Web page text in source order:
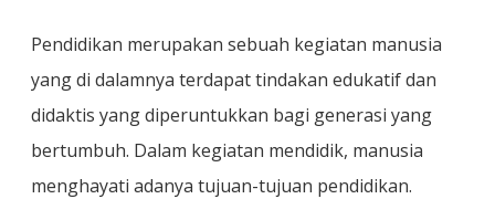
Pendidikan merupakan sebuah kegiatan manusia
yang di dalamnya terdapat tindakan edukatif dan
didaktis yang diperuntukkan bagi generasi yang
bertumbuh. Dalam kegiatan mendidik, manusia
menghayati adanya tujuan-tujuan pendidikan.